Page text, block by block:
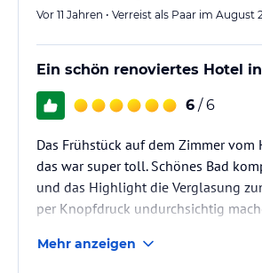
Vor 11 Jahren • Verreist als Paar im August
Ein schön renoviertes Hotel
6 / 6
Das Frühstück auf dem Zimmer vom
das war super toll. Schönes Bad
und das Highlight die Verglasung
per Knopfdruck undurchsichtig
Mehr anzeigen